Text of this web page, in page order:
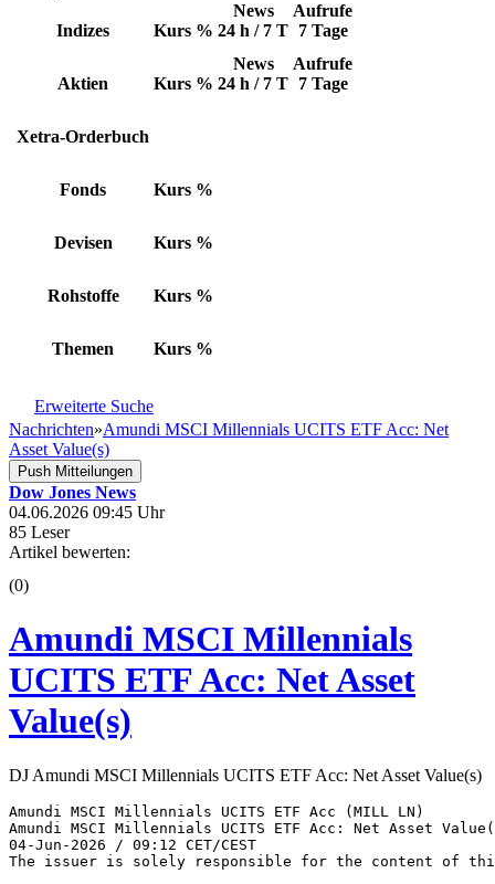
Indizes Kurs %
News
24 h / 7 T
Aufrufe
7 Tage
Aktien Kurs %
News
24 h / 7 T
Aufrufe
7 Tage
Xetra-Orderbuch
Fonds Kurs %
Devisen Kurs %
Rohstoffe Kurs %
Themen Kurs %
Erweiterte Suche
Nachrichten»Amundi MSCI Millennials UCITS ETF Acc: Net
Asset Value(s)
Push Mitteilungen
Dow Jones News
04.06.2026 09:45 Uhr
85 Leser
Artikel bewerten:
(0)
Amundi MSCI Millennials
UCITS ETF Acc: Net Asset
Value(s)
DJ Amundi MSCI Millennials UCITS ETF Acc: Net Asset Value(s)
Amundi MSCI Millennials UCITS ETF Acc (MILL LN)
Amundi MSCI Millennials UCITS ETF Acc: Net Asset
04-Jun-2026 / 09:12 CET/CEST
The issuer is solely responsible for the content of